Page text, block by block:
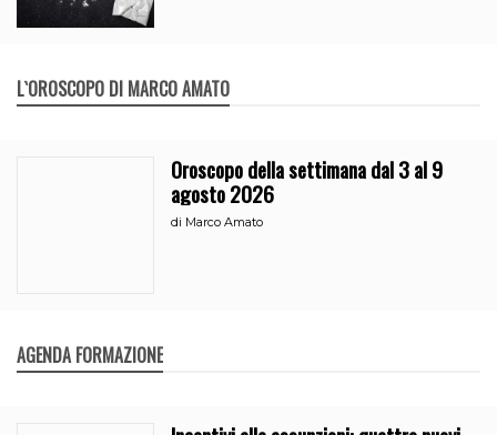
L`OROSCOPO DI MARCO AMATO
Oroscopo della settimana dal 3 al 9
agosto 2026
di Marco Amato
AGENDA FORMAZIONE